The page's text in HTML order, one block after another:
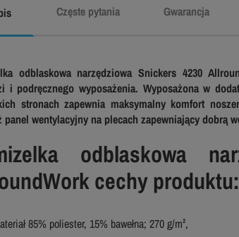
Częste pytania Gwarancja
odblaskowa narzędziowa Snickers 4230
i podręcznego wyposażenia. Wyposażona w
stronach zapewnia maksymalny komfort
panel wentylacyjny na plecach zapewniający dobrą
odblaskowa
cechy produktu:
85% poliester, 15% bawełna; 270 g/m²,